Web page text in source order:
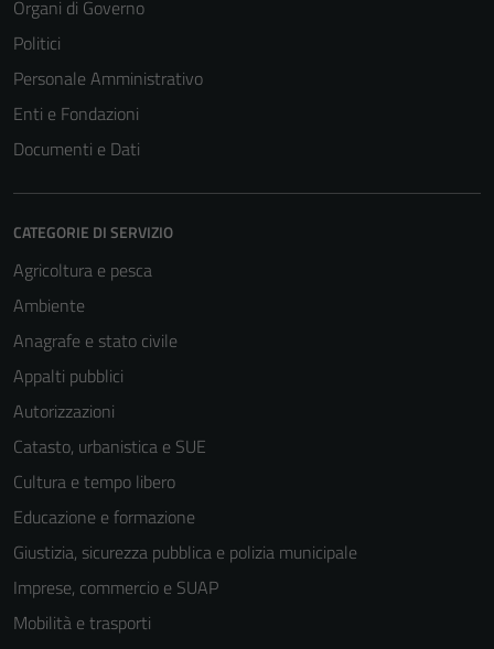
Organi di Governo
Politici
Personale Amministrativo
Enti e Fondazioni
Documenti e Dati
CATEGORIE DI SERVIZIO
Agricoltura e pesca
Ambiente
Anagrafe e stato civile
Appalti pubblici
Autorizzazioni
Catasto, urbanistica e SUE
Cultura e tempo libero
Educazione e formazione
Giustizia, sicurezza pubblica e polizia municipale
Imprese, commercio e SUAP
Mobilità e trasporti